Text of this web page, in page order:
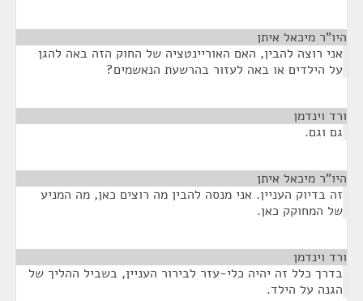
היו"ר מיכאל איתן
אני רוצה להבין, האם האוריינטציה של החוק הזה באה להגן
על הילדים או באה לעזור בהרשעת הנאשמים?
ורד וינדמן
גם וגם.
היו"ר מיכאל איתן
זה בדיוק העניין. אני מנסה להבין מה רוצים כאן, מה המניע
של המחוקק כאן.
ורד וינדמן
בדרך כלל זה יהיה כלי-עזר לבירור העניין, בשביל ההליך של
הגנה על הילד.